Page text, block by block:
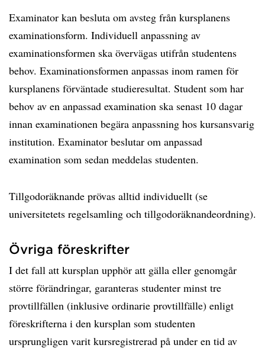
Examinator kan besluta om avsteg från kursplanens
examinationsform. Individuell anpassning av
examinationsformen ska övervägas utifrån studentens
behov. Examinationsformen anpassas inom ramen för
kursplanens förväntade studieresultat. Student som har
behov av en anpassad examination ska senast 10 dagar
innan examinationen begära anpassning hos kursansvarig
institution. Examinator beslutar om anpassad
examination som sedan meddelas studenten.
Tillgodoräknande prövas alltid individuellt (se
universitetets regelsamling och tillgodoräknandeordning).
Övriga föreskrifter
I det fall att kursplan upphör att gälla eller genomgår
större förändringar, garanteras studenter minst tre
provtillfällen (inklusive ordinarie provtillfälle) enligt
föreskrifterna i den kursplan som studenten
ursprungligen varit kursregistrerad på under en tid av